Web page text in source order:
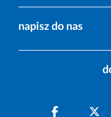
napisz do nas